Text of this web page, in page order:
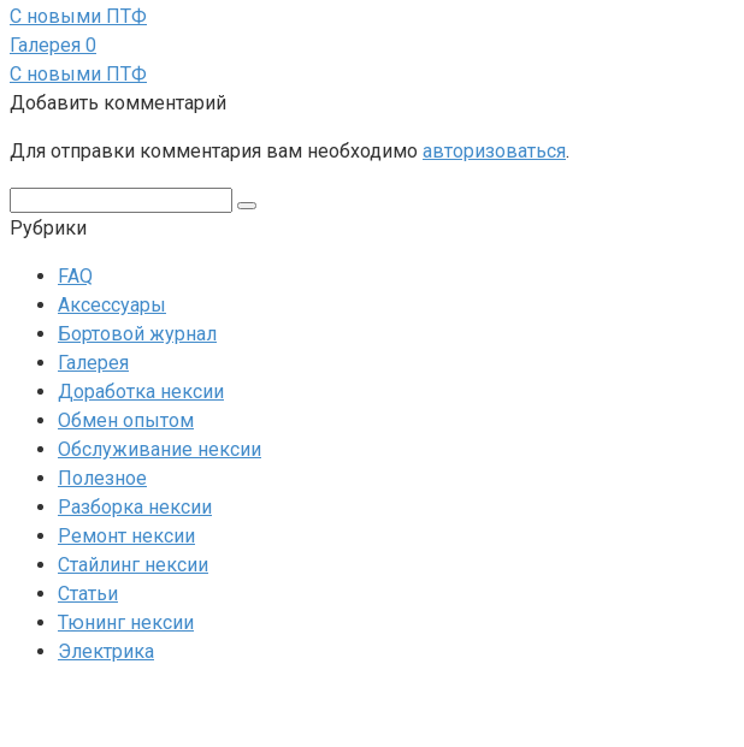
С новыми ПТФ
Галерея 0
С новыми ПТФ
Добавить комментарий
Для отправки комментария вам необходимо авторизоваться.
Рубрики
FAQ
Аксессуары
Бортовой журнал
Галерея
Доработка нексии
Обмен опытом
Обслуживание нексии
Полезное
Разборка нексии
Ремонт нексии
Стайлинг нексии
Статьи
Тюнинг нексии
Электрика